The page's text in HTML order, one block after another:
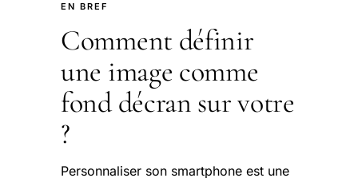
EN BREF
Comment définir
une image comme
fond décran sur votre
?
Personnaliser son smartphone est une